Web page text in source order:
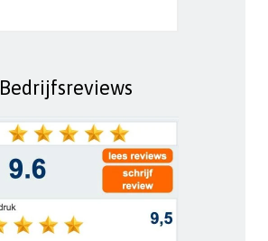
Bedrijfsreviews